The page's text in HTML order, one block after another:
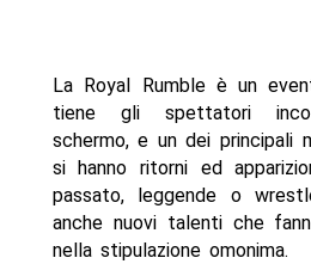
La Royal Rumble è un
tiene gli spettatori
schermo, e un dei principali
si hanno ritorni ed
passato, leggende o
anche nuovi talenti che
nella stipulazione omonima.